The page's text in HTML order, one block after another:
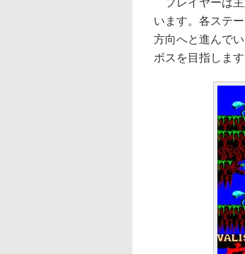
プレイヤーは主
います。各ステ
方向へと進んで
ボスを目指します